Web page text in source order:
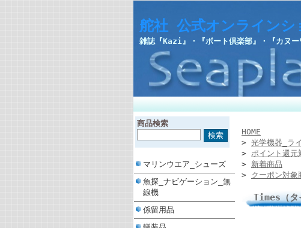
舵社 公式オンライン
雑誌『Kazi』・『ボート倶楽部』・『カヌ
商品検索
マリンウエア_シューズ
魚探_ナビゲーション_無
線機
係留用品
HOME
> 光学機器_ラ
> ポイント還元
> 新着商品
> クーポン対象
Times（